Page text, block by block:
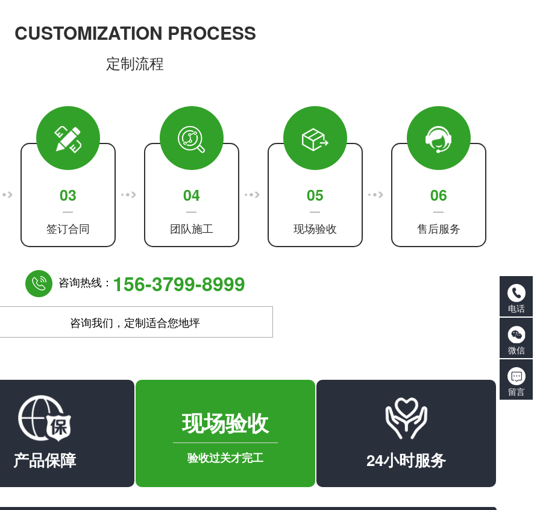
CUSTOMIZATION PROCESS
定制流程
03
签订合同
04
团队施工
05
现场验收
06
售后服务
咨询热线： 156-3799-8999
咨询我们，定制适合您地坪
产品保障
现场验收
验收过关才完工 24小时服务
电话
微信
留言